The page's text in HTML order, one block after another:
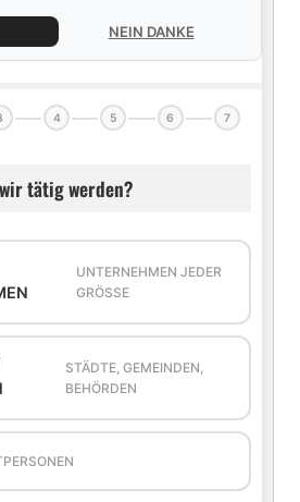
NEIN DANKE
4 5 6 7
tätig werden?
UNTERNEHMEN JEDER
GRÖSSE
STÄDTE, GEMEINDEN,
BEHÖRDEN